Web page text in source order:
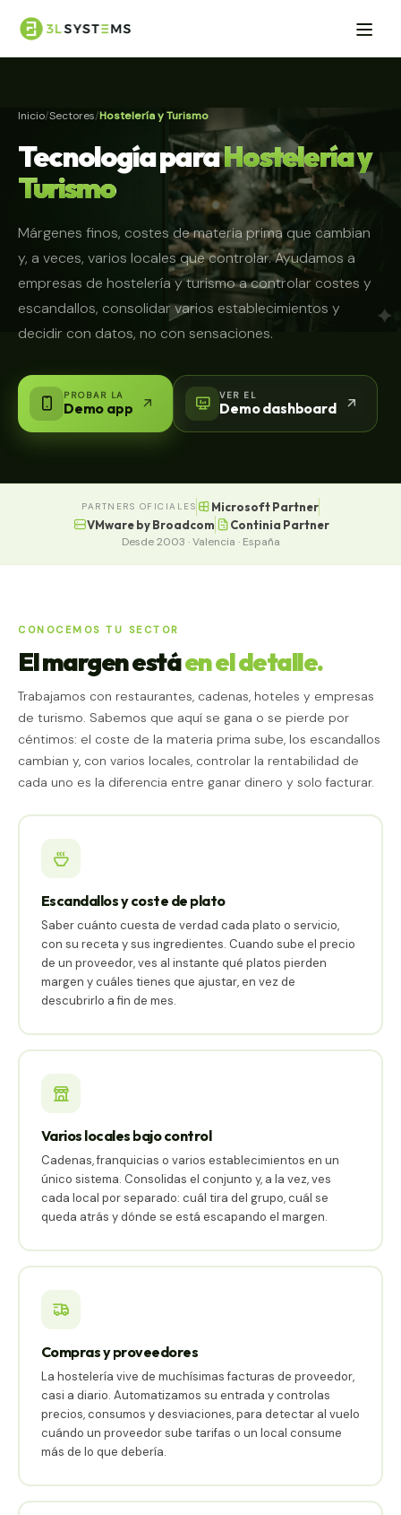
Inicio Sectores Hostelería y Turismo
Tecnología paraHostelería y
Turismo
Márgenes finos, costes de materia prima que cambian
y, a veces, varios locales que controlar. Ayudamos a
empresas de hostelería y turismo a controlar costes y
escandallos, consolidar varios establecimientos y
decidir con datos, no con sensaciones.
PROBAR LA
Demo app
VER EL
Demo dashboard
PARTNERS OFICIALES
Microsoft Partner
VMware by Broadcom
Continia Partner
Desde 2003 · Valencia · España
CONOCEMOS TU SECTOR
El margen estáen el detalle.
Trabajamos con restaurantes, cadenas, hoteles y empresas
de turismo. Sabemos que aquí se gana o se pierde por
céntimos: el coste de la materia prima sube, los escandallos
cambian y, con varios locales, controlar la rentabilidad de
cada uno es la diferencia entre ganar dinero y solo facturar.
Escandallos y coste de plato
Saber cuánto cuesta de verdad cada plato o servicio,
con su receta y sus ingredientes. Cuando sube el precio
de un proveedor, ves al instante qué platos pierden
margen y cuáles tienes que ajustar, en vez de
descubrirlo a fin de mes.
Varios locales bajo control
Cadenas, franquicias o varios establecimientos en un
único sistema. Consolidas el conjunto y, a la vez, ves
cada local por separado: cuál tira del grupo, cuál se
queda atrás y dónde se está escapando el margen.
Compras y proveedores
La hostelería vive de muchísimas facturas de proveedor,
casi a diario. Automatizamos su entrada y controlas
precios, consumos y desviaciones, para detectar al vuelo
cuándo un proveedor sube tarifas o un local consume
más de lo que debería.